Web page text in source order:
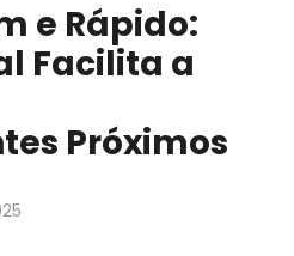
e Rápido:
Facilita a
Próximos